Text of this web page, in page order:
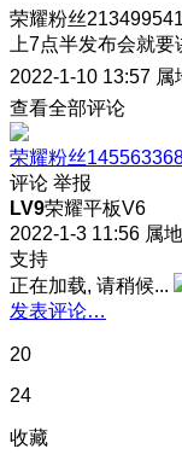
荣耀粉丝213499541
上7点半发布会就
2022-1-10 13:57 属
查看全部评论
荣耀粉丝
评论 举报
LV9荣耀平板V6
2022-1-3 11:56 属
支持
正在加载, 请稍候...
发表评论…
20
24
收藏